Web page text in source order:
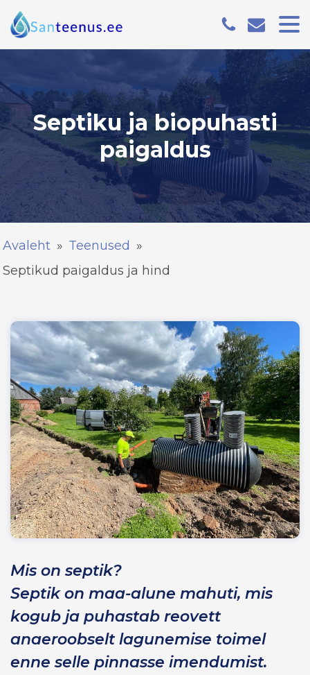
Septiku ja biopuhasti
paigaldus
Avaleht » Teenused »
Septikud paigaldus ja hind
Mis on septik?
Septik on maa-alune mahuti, mis
kogub ja puhastab reovett
anaeroobselt lagunemise toimel
enne selle pinnasse imendumist.